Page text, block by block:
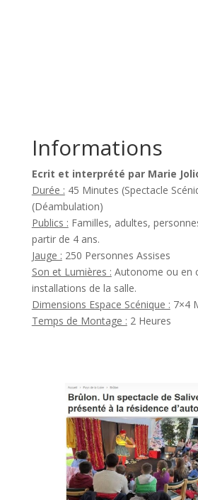
Informations
Ecrit et interprété par Marie
Durée : 45 Minutes (Spectacle
(Déambulation)
Publics : Familles, adultes,
partir de 4 ans.
Jauge : 250 Personnes Assises
Son et Lumières : Autonome ou en
installations de la salle.
Dimensions Espace Scénique : 7×4
Temps de Montage : 2 Heures